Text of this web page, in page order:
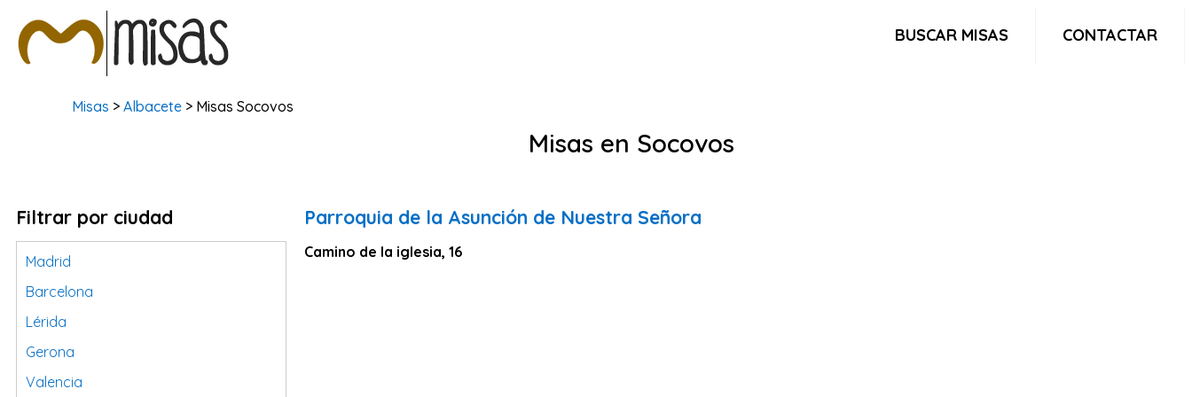
BUSCAR MISAS CONTACTAR
Misas >Albacete > Misas Socovos
Misas en Socovos
Filtrar por ciudad
Madrid
Barcelona
Lérida
Gerona
Valencia
Parroquia de la Asunción de Nuestra Señora
Camino de la iglesia, 16